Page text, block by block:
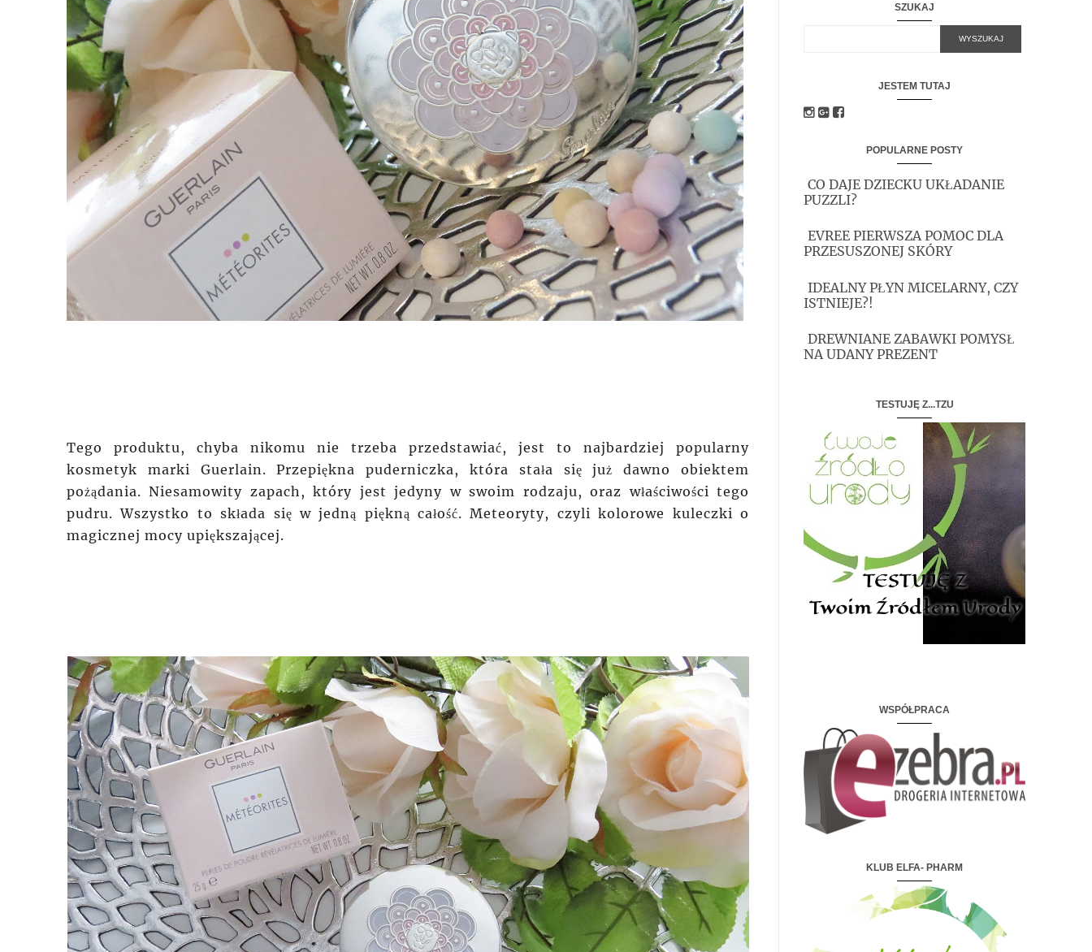
Tego produktu, chyba nikomu nie trzeba przedstawiać, jest to najbardziej popularny
kosmetyk marki Guerlain.Przepiękna puderniczka, która stała się już dawno obiektem
pożądania. Niesamowity zapach, który jest jedyny w swoim rodzaju, oraz właściwości tego
pudru. Wszystko to składa się w jedną pięknącałość. Meteoryty, czylikolorowe kuleczki o
magicznej mocy upiększającej.
SZUKAJ
JESTEM TUTAJ
POPULARNE POSTY
CO DAJE DZIECKU UKŁADANIE
PUZZLI?
EVREE PIERWSZA POMOC DLA
PRZESUSZONEJ SKÓRY
IDEALNY PŁYN MICELARNY, CZY
ISTNIEJE?!
DREWNIANE ZABAWKI POMYSŁ
NA UDANY PREZENT
TESTUJĘ Z...TZU
WSPÓŁPRACA
KLUB ELFA- PHARM